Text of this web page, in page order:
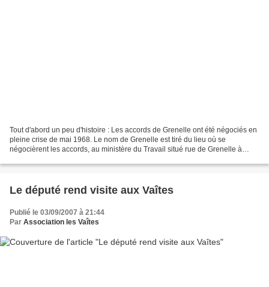
Tout d'abord un peu d'histoire : Les accords de Grenelle ont été négociés en
pleine crise de mai 1968. Le nom de Grenelle est tiré du lieu où se
négocièrent les accords, au ministère du Travail situé rue de Grenelle à
Le député rend visite aux Vaîtes
Publié le 03/09/2007 à 21:44
Par Association les Vaîtes